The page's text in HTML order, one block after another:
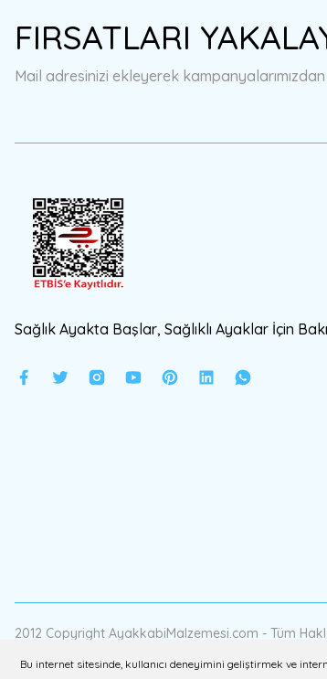
Bu internet sitesinde, kullanıcı deneyimini geliştirmek ve
FIRSATLARI
Mail adresinizi ekleyerek
Sağlık Ayakta Başlar, Sağlıklı Ayaklar İçin
2012 Copyright AyakkabiMalzemesi.com - Tüm